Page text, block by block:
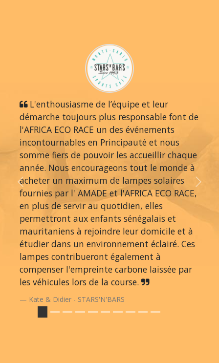
L'enthousiasme de l’équipe et leur
démarche toujours plus responsable font de
l'AFRICA ECO RACE un des événements
incontournables en Principauté et nous
somme fiers de pouvoir les accueillir chaque
année. Nous encourageons tout le monde à
acheter un maximum de lampes solaires
fournies par l' AMADE et l'AFRICA ECO RACE,
en plus de servir au quotidien, elles
permettront aux enfants sénégalais et
mauritaniens à rejoindre leur domicile et à
étudier dans un environnement éclairé. Ces
lampes contribueront également à
compenser l'empreinte carbone laissée par
les véhicules lors de la course.
Kate & Didier - STARS'N'BARS
Previous Next